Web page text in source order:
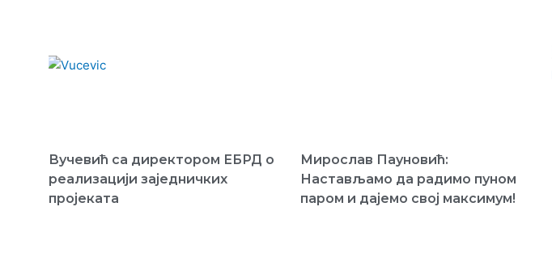
Вучевић са директором ЕБРД о
реализацији заједничких
пројеката
Мирослав Пауновић:
Настављамо да радимо пуном
паром и дајемо свој максимум!